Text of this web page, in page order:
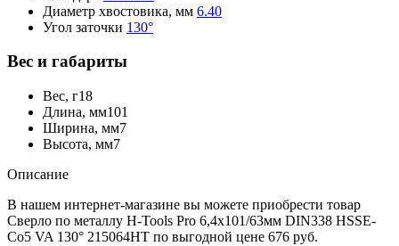
Диаметр хвостовика, мм 6.40
Угол заточки 130°
Вес и габариты
Вес, г18
Длина, мм101
Ширина, мм7
Высота, мм7
Описание
В нашем интернет-магазине вы можете приобрести товар
Сверло по металлу H-Tools Pro 6,4x101/63мм DIN338 HSSE-
Co5 VA 130° 215064HT по выгодной цене 676 руб.